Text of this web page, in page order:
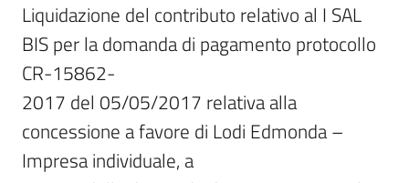
Liquidazione del contributo relativo al I SAL
BIS per la domanda di pagamento protocollo
CR-15862-
2017 del 05/05/2017 relativa alla
concessione a favore di Lodi Edmonda –
Impresa individuale, a